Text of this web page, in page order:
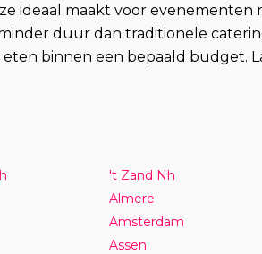
ideaal maakt voor evenementen
duur dan traditionele
binnen een bepaald budget.
't Zand Nh
Almere
Amsterdam
Assen